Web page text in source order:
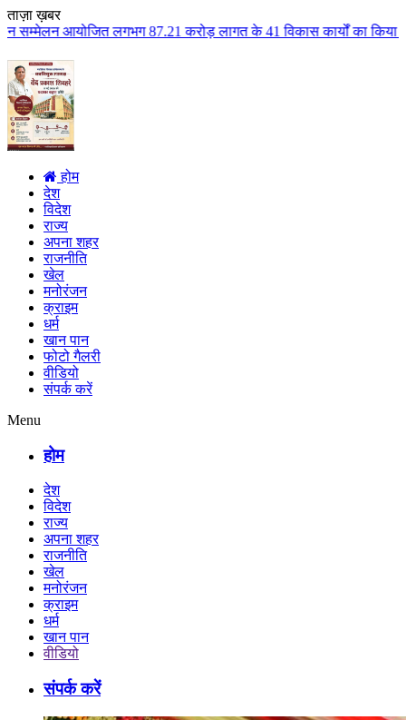
ताज़ा ख़बर
करोड़ लागत के 41 विकास कार्यों का किया लोकार्पण एवं भूमिपूजन
होम
देश
विदेश
राज्य
अपना शहर
राजनीति
खेल
मनोरंजन
क्राइम
धर्म
खान पान
फोटो गैलरी
वीडियो
संपर्क करें
Menu
होम
देश
विदेश
राज्य
अपना शहर
राजनीति
खेल
मनोरंजन
क्राइम
धर्म
खान पान
वीडियो
संपर्क करें